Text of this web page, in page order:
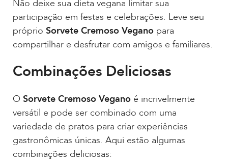
Não deixe sua dieta vegana limitar sua
participação em festas e celebrações. Leve seu
próprio Sorvete Cremoso Vegano para
compartilhar e desfrutar com amigos e familiares.
Combinações Deliciosas
O Sorvete Cremoso Vegano é incrivelmente
versátil e pode ser combinado com uma
variedade de pratos para criar experiências
gastronômicas únicas. Aqui estão algumas
combinações deliciosas: